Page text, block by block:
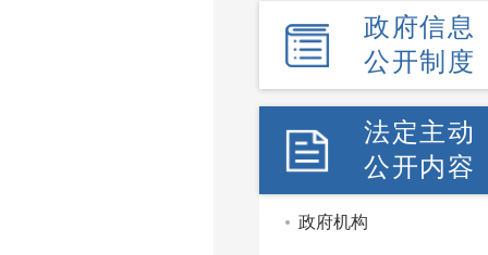
政府信息
公开制度
法定主动
公开内容
政府机构